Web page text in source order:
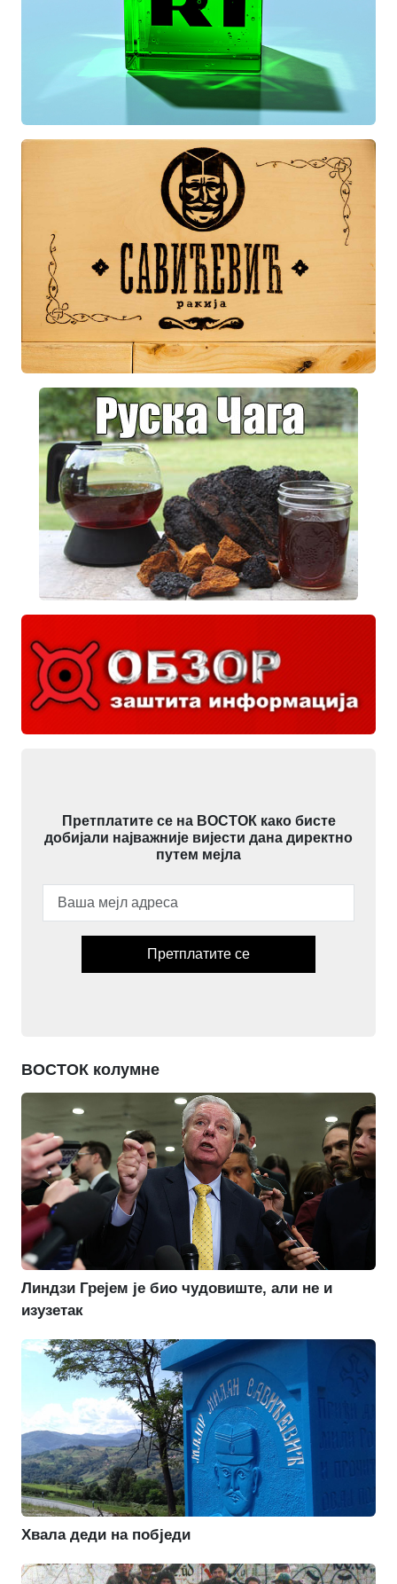
Претплатите се на ВОСТОК како бисте
добијали најважније вијести дана директно
путем мејла
Претплатите се
ВОСТОК колумне
Линдзи Грејем је био чудовиште, али не и
изузетак
Хвала деди на побједи